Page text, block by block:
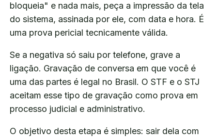
bloqueia" e nada mais, peça a impressão da tela
do sistema, assinada por ele, com data e hora. É
uma prova pericial tecnicamente válida.
Se a negativa só saiu por telefone, grave a
ligação. Gravação de conversa em que você é
uma das partes é legal no Brasil. O STF e o STJ
aceitam esse tipo de gravação como prova em
processo judicial e administrativo.
O objetivo desta etapa é simples: sair dela com